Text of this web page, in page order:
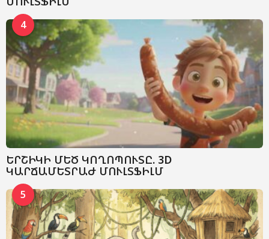
4
ԵՐՇԻԿԻ ՄԵԾ ԿՈՂՈՊՈՒՏԸ. 3D
ԿԱՐՃԱՄԵՏՐԱԺ ՄՈՒԼՏՖԻԼՄ
5